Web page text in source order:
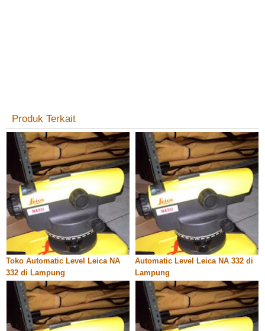
Produk Terkait
Toko Automatic Level Leica NA
332 di Lampung
Automatic Level Leica NA 332 di
Lampung